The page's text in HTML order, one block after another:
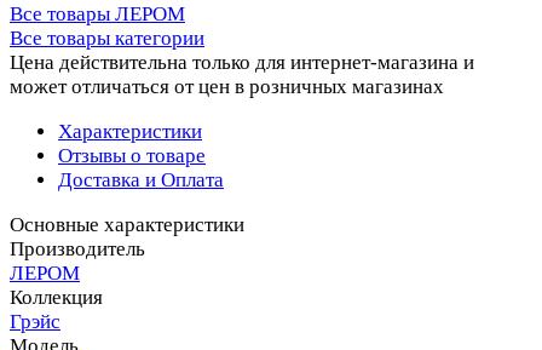
Все товары ЛЕРОМ
Все товары категории
Цена действительна только для интернет-магазина и
может отличаться от цен в розничных магазинах
Характеристики
Отзывы о товаре
Доставка и Оплата
Основные характеристики
Производитель
ЛЕРОМ
Коллекция
Грэйс
Модель